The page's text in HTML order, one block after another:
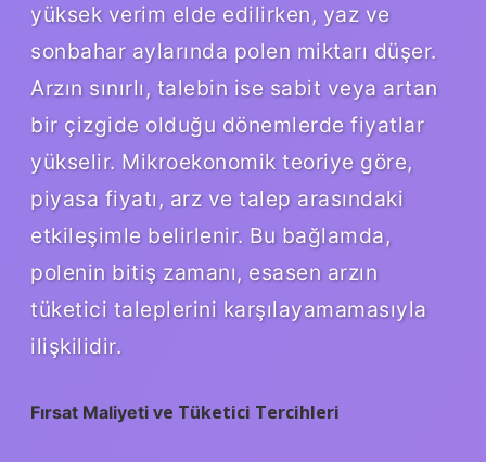
yüksek verim elde edilirken, yaz ve
sonbahar aylarında polen miktarı düşer.
Arzın sınırlı, talebin ise sabit veya artan
bir çizgide olduğu dönemlerde fiyatlar
yükselir. Mikroekonomik teoriye göre,
piyasa fiyatı, arz ve talep arasındaki
etkileşimle belirlenir. Bu bağlamda,
polenin bitiş zamanı, esasen arzın
tüketici taleplerini karşılayamamasıyla
ilişkilidir.
Fırsat Maliyeti ve Tüketici Tercihleri